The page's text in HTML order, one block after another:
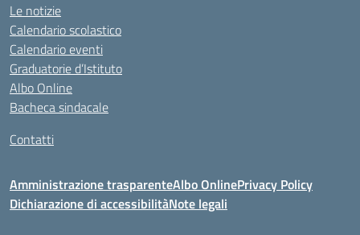
Le notizie
Calendario scolastico
Calendario eventi
Graduatorie d’Istituto
Albo Online
Bacheca sindacale
Contatti
Amministrazione trasparenteAlbo OnlinePrivacy Policy
Dichiarazione di accessibilitàNote legali